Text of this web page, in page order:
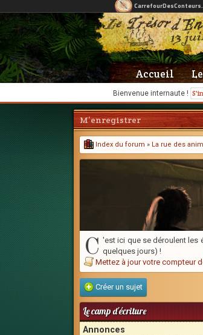
Bienvenue internaute !
Accueil
M’enregistrer
Index du forum » La rue des
C 'est ici que se déroulent les
quelques jours) !
Mettez à jour votre compteur
Créer un sujet
Le camp d'écriture
Annonces